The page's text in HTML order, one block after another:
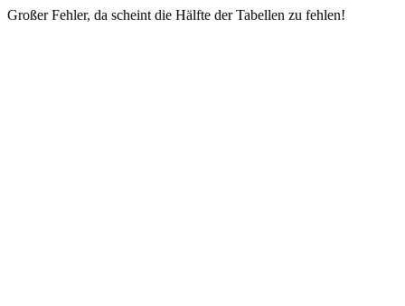
Großer Fehler, da scheint die Hälfte der Tabellen zu fehlen!